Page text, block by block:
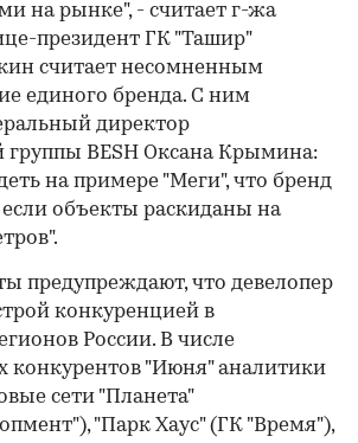
на рынке", - считает г-жа
президент ГК "Ташир"
считает несомненным
единого бренда. С ним
директор
группы BESH Оксана Крымина:
на примере "Меги", что бренд
если объекты раскиданы на
предупреждают, что девелопер
конкуренцией в
России. В числе
конкурентов "Июня" аналитики
сети "Планета"
"Парк Хаус" (ГК "Время"),